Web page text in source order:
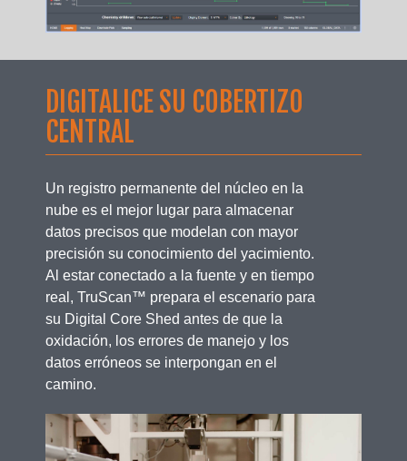
DIGITALICE SU COBERTIZO
CENTRAL
Un registro permanente del núcleo en la
nube es el mejor lugar para almacenar
datos precisos que modelan con mayor
precisión su conocimiento del yacimiento.
Al estar conectado a la fuente y en tiempo
real, TruScan™ prepara el escenario para
su Digital Core Shed antes de que la
oxidación, los errores de manejo y los
datos erróneos se interpongan en el
camino.